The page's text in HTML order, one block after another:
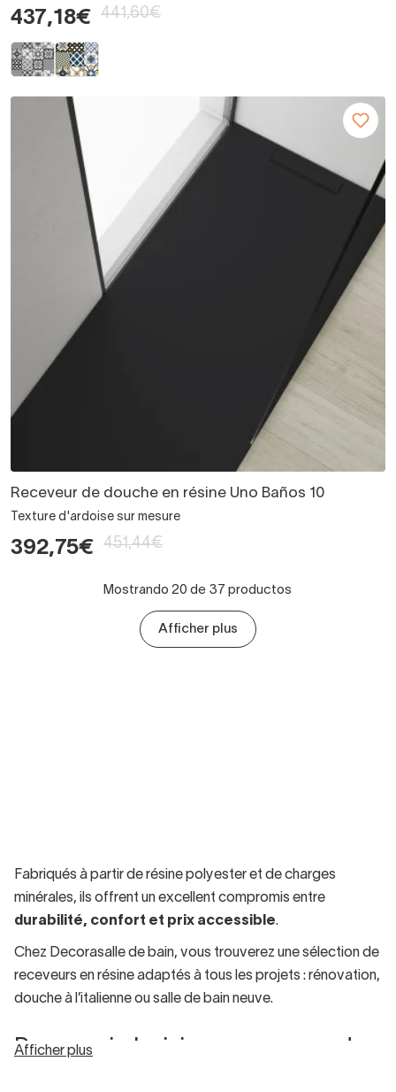
437,18€ 441,60€
Receveur de douche en résine Uno Baños 10
Texture d'ardoise sur mesure
392,75€ 451,44€
Mostrando 20 de 37 productos
Afficher plus
Fabriqués à partir de résine polyester et de charges
minérales, ils offrent un excellent compromis entre
durabilité, confort et prix accessible.
Chez Decorasalle de bain, vous trouverez une sélection de
receveurs en résine adaptés à tous les projets : rénovation,
douche à l’italienne ou salle de bain neuve.
Pourquoi choisir un receveur de
Afficher plus